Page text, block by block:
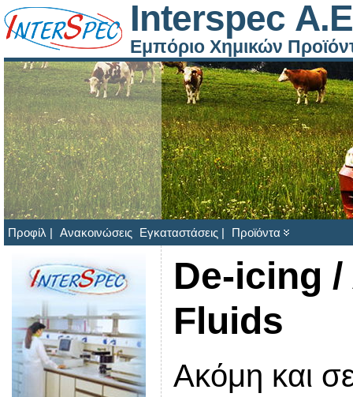
Interspec
Εμπόριο Χημικών
Προφίλ | Ανακοινώσεις Εγκαταστάσεις | Προϊόντα
De-icing
Fluids
Ακόμη και